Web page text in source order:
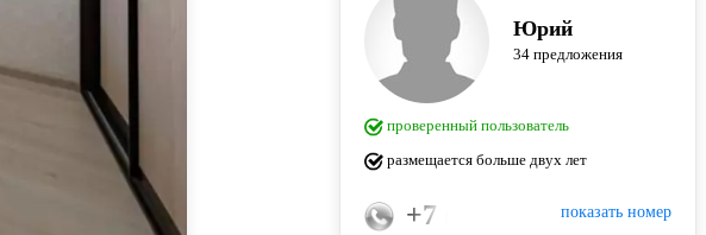
Юрий
34 предложения
проверенный пользователь
размещается больше двух лет
показать номер
+7 (925) 515-15-05